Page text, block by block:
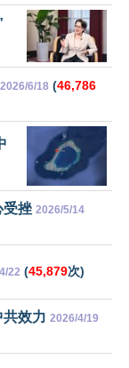
2026/6/18 (46,786
受挫 2026/5/14
22 (45,879次)
效力 2026/4/19